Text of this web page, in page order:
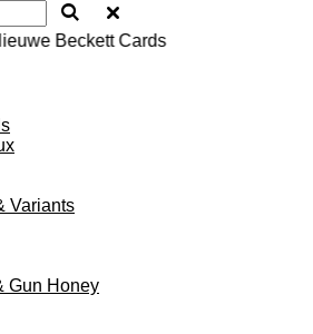
Beckett Cards
Variants
Gun Honey